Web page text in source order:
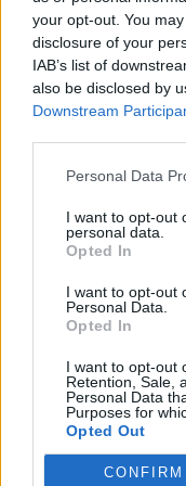
your opt-out. You
disclosure of your
IAB’s list of
also be disclosed by
Downstream
Personal Data
I want to opt-out
personal data.
Opted In
I want to opt-out
Personal Data.
Opted In
I want to opt-out
Retention, Sale,
Personal Data
Purposes for
Opted Out
CONFIRM